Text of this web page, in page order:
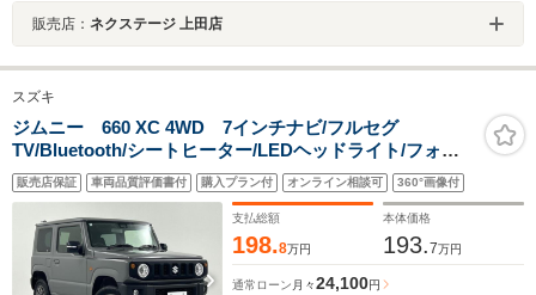
販売店： ネクステージ 上田店
スズキ
ジムニー 660 XC 4WD 7インチナビ/フルセグ
TV/Bluetooth/シートヒーター/LEDヘッドライト/フォグ
ランプ/オートライト/純正アルミホイール/ダウンヒルアシ
ストコントロール/ETC/スマートキー/プッシュスタート
販売店保証 車両品質評価書付 購入プラン付 オンライン相談可 360°画像付
支払総額
198.8万円
本体価格
193.7万円
通常ローン 月々24,100円